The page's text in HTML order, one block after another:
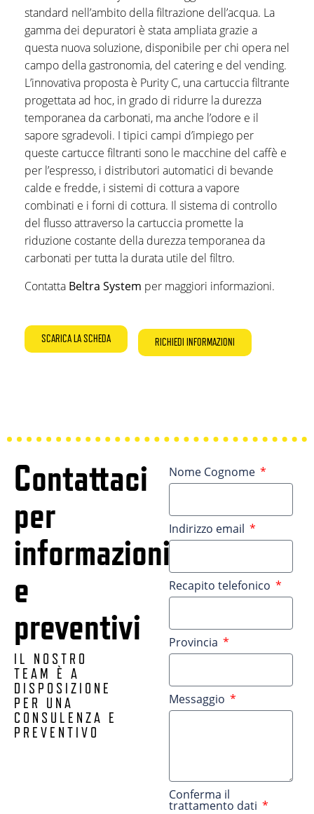
standard nell’ambito della filtrazione dell’acqua. La
gamma dei depuratori è stata ampliata grazie a
questa nuova soluzione, disponibile per chi opera nel
campo della gastronomia, del catering e del vending.
L’innovativa proposta è Purity C, una cartuccia filtrante
progettata ad hoc, in grado di ridurre la durezza
temporanea da carbonati, ma anche l’odore e il
sapore sgradevoli. I tipici campi d’impiego per
queste cartucce filtranti sono le macchine del caffè e
per l’espresso, i distributori automatici di bevande
calde e fredde, i sistemi di cottura a vapore
combinati e i forni di cottura. Il sistema di controllo
del flusso attraverso la cartuccia promette la
riduzione costante della durezza temporanea da
carbonati per tutta la durata utile del filtro.
Contatta Beltra System per maggiori informazioni.
SCARICA LA SCHEDA RICHIEDI INFORMAZIONI
Contattaci
per
informazioni
e
preventivi
IL NOSTRO
TEAM È A
DISPOSIZIONE
PER UNA
CONSULENZA E
PREVENTIVO
Nome Cognome
Indirizzo email
Recapito telefonico
Provincia
Messaggio
Conferma il
trattamento dati